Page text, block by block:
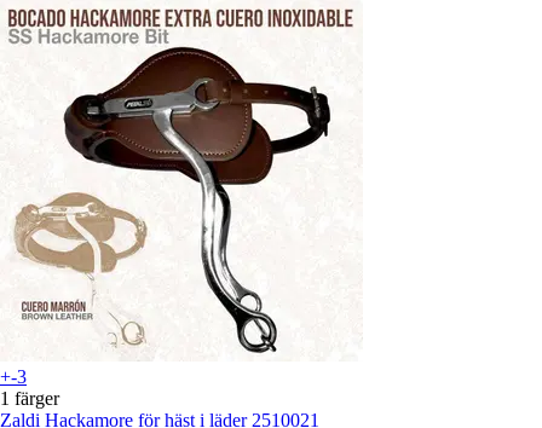
+-3
1 färger
Zaldi Hackamore för häst i läder 2510021